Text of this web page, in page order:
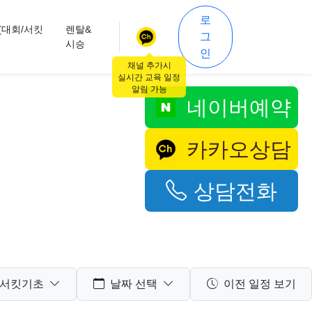
회/서킷
렌탈&
시승
로
그
인
네이버예약
카카오상담
상담전화
서킷기초 날짜 선택 이전 일정 보기
채널 추가시
실시간 교육 일정
알림 가능